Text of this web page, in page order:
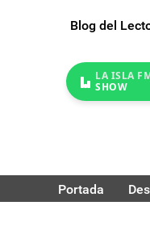
Blog del
LA ISLA
SHOW
Portada